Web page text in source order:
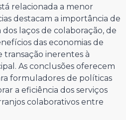
relacionada a menor
destacam a importância de
laços de colaboração, de
das economias de
transação inerentes à
As conclusões oferecem
formuladores de políticas
a eficiência dos serviços
colaborativos entre